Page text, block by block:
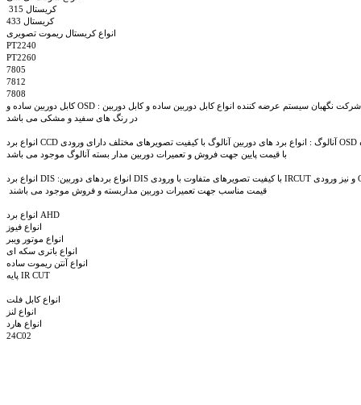
کریستال 315
کریستال 433
انواع کریستال ریموت تصویری
PT2240
PT2260
7805
7812
7808
در رنگ های سفید و مشکی می باشد
با قیمت پایین جهت فروش و تعمیرات دوربین مدار بسته آنالوگ موجود می باشد
قیمت مناسب جهت تعمیرات دوربین مداربسته و فروش موجود می باشند
انواع برد AHD
انواع فیوز
انواع موتور ویبر
انواع باتری سکه ای
انواع آنتن ریموت ساده
پایه IR CUT
انواع کابل فلت
انواع لنز
انواع هارد
24C02